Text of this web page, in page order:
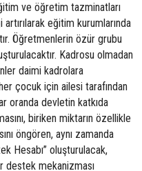
ve öğretim tazminatları
eğitim kurumlarında
Öğretmenlerin özür grubu
Kadrosu olmadan
daimi kadrolara
çocuk için ailesi tarafından
oranda devletin katkıda
biriken miktarın özellikle
öngören, aynı zamanda
Hesabı” oluşturulacak,
mekanizması